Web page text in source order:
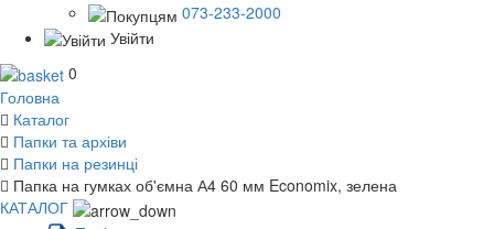
073-233-2000
Увійти
0
Головна
Каталог
Папки та архіви
Папки на резинці
Папка на гумках об'ємна А4 60 мм Economix, зелена
КАТАЛОГ